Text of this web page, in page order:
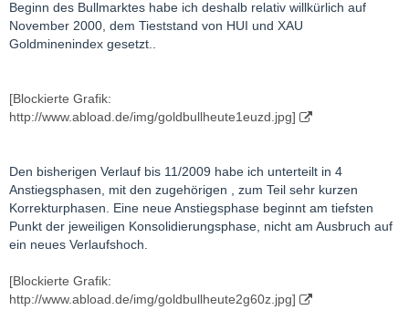
Beginn des Bullmarktes habe ich deshalb relativ willkürlich auf
November 2000, dem Tieststand von HUI und XAU
Goldminenindex gesetzt..
[Blockierte Grafik:
http://www.abload.de/img/goldbullheute1euzd.jpg]
Den bisherigen Verlauf bis 11/2009 habe ich unterteilt in 4
Anstiegsphasen, mit den zugehörigen , zum Teil sehr kurzen
Korrekturphasen. Eine neue Anstiegsphase beginnt am tiefsten
Punkt der jeweiligen Konsolidierungsphase, nicht am Ausbruch auf
ein neues Verlaufshoch.
[Blockierte Grafik:
http://www.abload.de/img/goldbullheute2g60z.jpg]